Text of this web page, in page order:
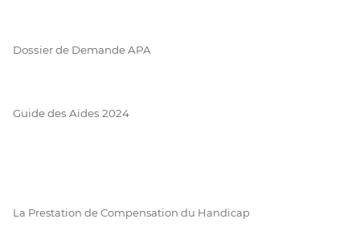
Dossier de Demande APA
Guide des Aides 2024
La Prestation de Compensation du Handicap